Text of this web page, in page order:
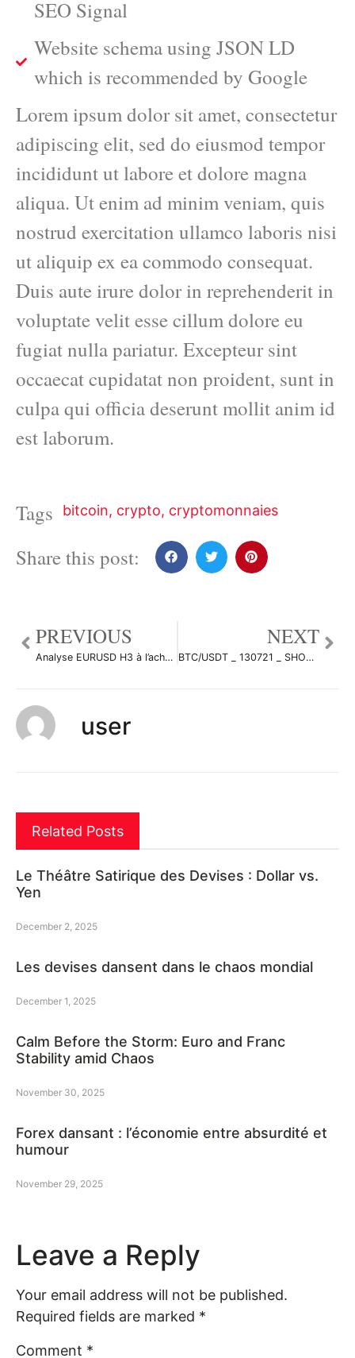
SEO Signal
Website schema using JSON LD
which is recommended by Google
Lorem ipsum dolor sit amet, consectetur
adipiscing elit, sed do eiusmod tempor
incididunt ut labore et dolore magna
aliqua. Ut enim ad minim veniam, quis
nostrud exercitation ullamco laboris nisi
ut aliquip ex ea commodo consequat.
Duis aute irure dolor in reprehenderit in
voluptate velit esse cillum dolore eu
fugiat nulla pariatur. Excepteur sint
occaecat cupidatat non proident, sunt in
culpa qui officia deserunt mollit anim id
est laborum.
Tags bitcoin, crypto, cryptomonnaies
Share this post:
PREVIOUS
Analyse EURUSD H3 à l’achat par AloeFRX
NEXT
BTC/USDT _ 130721 _ SHORT par Mulot
user
Related Posts
Le Théâtre Satirique des Devises : Dollar vs.
Yen
December 2, 2025
Les devises dansent dans le chaos mondial
December 1, 2025
Calm Before the Storm: Euro and Franc
Stability amid Chaos
November 30, 2025
Forex dansant : l’économie entre absurdité et
humour
November 29, 2025
Leave a Reply
Your email address will not be published.
Required fields are marked *
Comment *